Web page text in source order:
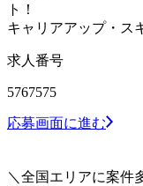
ト！
キャリアアップ・ス
求人番号
5767575
応募画面に進む
＼全国エリアに案件